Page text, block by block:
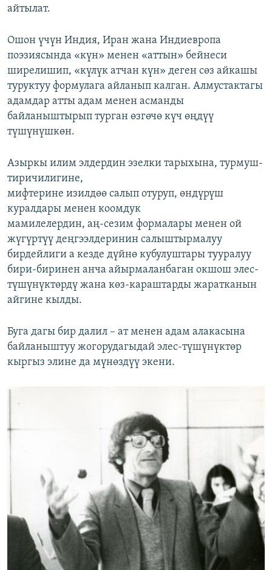
айтылат.
Ошон үчүн Индия, Иран жана Индиевропа
поэзиясында «күн» менен «аттын» бейнеси
ширелишип, «күлүк атчан күн» деген сөз айкашы
туруктуу формулага айланып калган. Алмустактагы
адамдар атты адам менен асманды
байланыштырып турган өзгөчө күч өңдүү
түшүнүшкөн.
Азыркы илим элдердин эзелки тарыхына, турмуш-
тиричилигине,
мифтерине изилдөө салып отуруп, өндүрүш
куралдары менен коомдук
мамилелердин, аң-сезим формалары менен ой
жүгүртүү деңгээлдеринин салыштырмалуу
бирдейлиги а кезде дүйнө кубулуштары тууралуу
бири-биринен анча айырмаланбаган окшош элес-
түшүнүктөрдү жана көз-караштарды жаратканын
айгине кылды.
Буга дагы бир далил – ат менен адам алакасына
байланыштуу жогорудагыдай элес-түшүнүктөр
кыргыз элине да мүнөздүү экени.